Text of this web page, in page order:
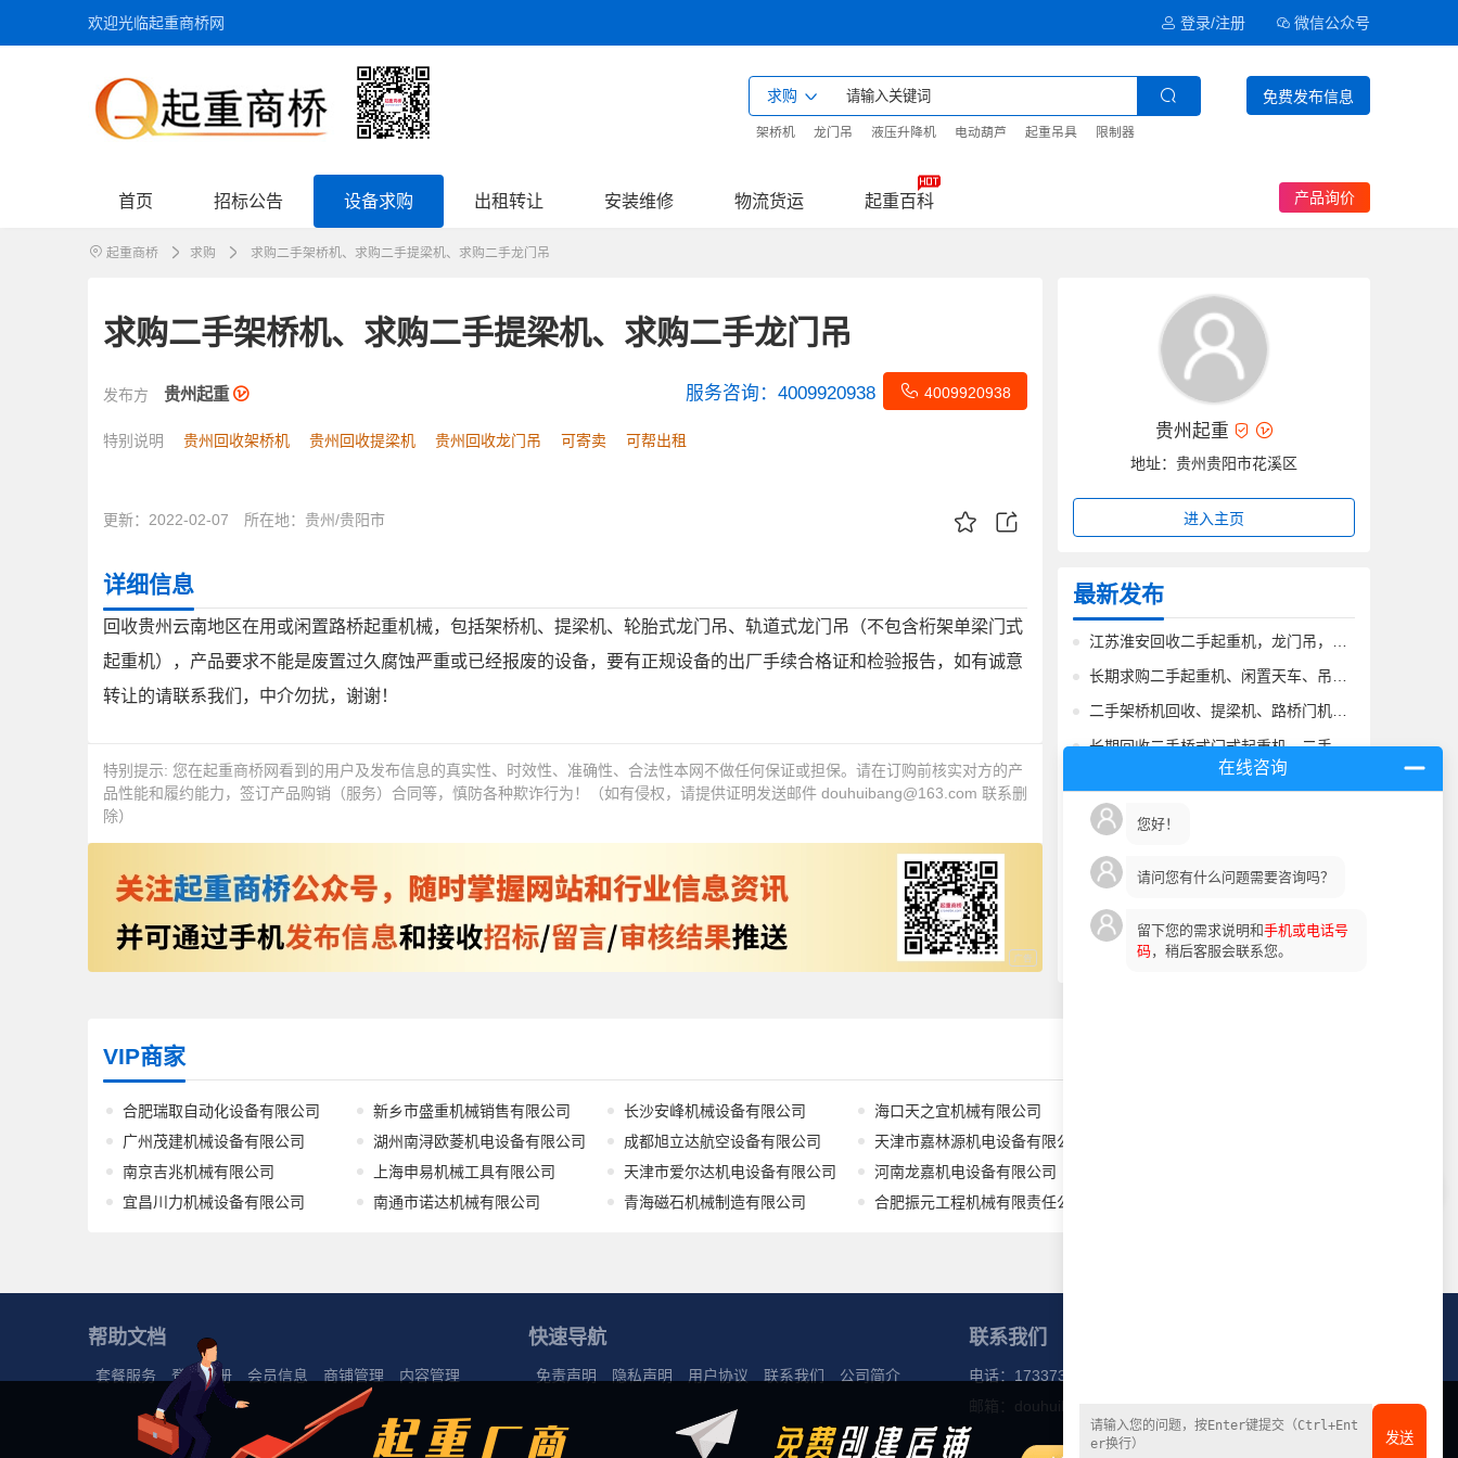
欢迎光临起重商桥网 登录/注册 微信公众号
免费发布信息
求购
架桥机 龙门吊 液压升降机 电动葫芦 起重吊具 限制器
首页 招标公告 设备求购 出租转让 安装维修 物流货运 起重百科 产品询价
起重商桥 求购 求购二手架桥机、求购二手提梁机、求购二手龙门吊
求购二手架桥机、求购二手提梁机、求购二手龙门吊
4009920938
发布方 贵州起重
特别说明 贵州回收架桥机 贵州回收提梁机 贵州回收龙门吊 可寄卖 可帮出租
服务咨询： 4009920938
更新：2022-02-07 所在地： 贵州/贵阳市
详细信息
回收贵州云南地区在用或闲置路桥起重机械，包括架桥机、提梁机、轮胎式龙门吊、轨道式龙门吊（不包含桁架单梁门式
起重机），产品要求不能是废置过久腐蚀严重或已经报废的设备，要有正规设备的出厂手续合格证和检验报告，如有诚意
转让的请联系我们，中介勿扰，谢谢！
特别提示: 您在起重商桥网看到的用户及发布信息的真实性、时效性、准确性、合法性本网不做任何保证或担保。请在订购前核实对方的产
品性能和履约能力，签订产品购销（服务）合同等，慎防各种欺诈行为！（如有侵权，请提供证明发送邮件 douhuibang@163.com 联系删
除）
贵州起重
地址：贵州贵阳市花溪区
进入主页
最新发布
长期求购二手起重机、闲置天车、吊机、行吊、龙门吊回收、二手回收
二手架桥机回收、提梁机、路桥门机、地铁出渣机、龙门吊旧机收购回收
长期回收二手桥式门式起重机、二手天车、吊机、龙门吊旧机收购、拆卸
西藏拉萨回收二手起重机、二手桥式、门式起重机回收
VIP商家
合肥瑞取自动化设备有限公司 新乡市盛重机械销售有限公司 长沙安峰机械设备有限公司 海口天之宜机械有限公司
广州茂建机械设备有限公司
湖州南浔欧菱机电设备有限公司 成都旭立达航空设备有限公司 天津市嘉林源机电设备有限公司
南京吉兆机械有限公司
上海申易机械工具有限公司 天津市爱尔达机电设备有限公司 河南龙嘉机电设备有限公司
宜昌川力机械设备有限公司
南通市诺达机械有限公司 青海磁石机械制造有限公司 合肥振元工程机械有限责任公司
帮助文档
套餐服务 登录注册 会员信息 商铺管理 内容管理
快速导航
免责声明 隐私声明 用户协议 联系我们 公司简介
联系我们
电话： 17337318788
邮箱：
douhuibang@163.com
微信公众号
在线咨询
您好！
请问您有什么问题需要咨询吗？
留下您的需求说明和手机或电话号
码，稍后客服会联系您。
发送